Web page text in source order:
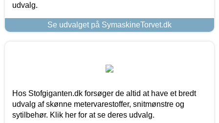
udvalg.
Se udvalget på SymaskineTorvet.dk
Hos Stofgiganten.dk forsøger de altid at have et bredt
udvalg af skønne metervarestoffer, snitmønstre og
sytilbehør. Klik her for at se deres udvalg.